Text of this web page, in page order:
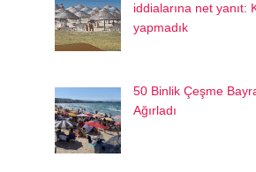
iddialarına net yanıt:
yapmadık
50 Binlik Çeşme
Ağırladı